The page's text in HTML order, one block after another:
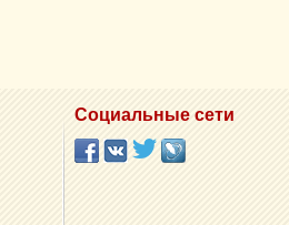
Социальные сети